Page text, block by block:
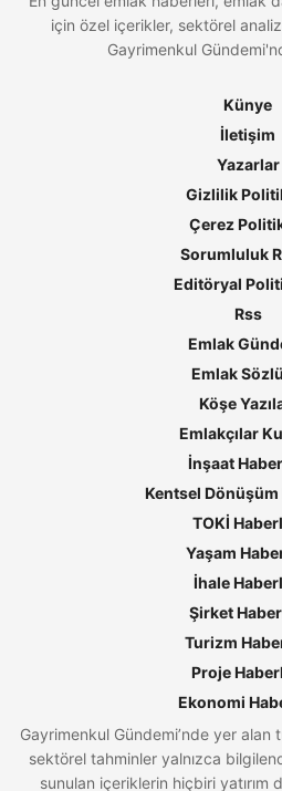
için özel içerikler, sektörel
Gayrimenkul
Künye
İletişim
Yazarlar
Gizlilik
Çerez
Sorumluluk
Editöryal
Rss
Emlak
Emlak
Köşe
Emlakçılar
İnşaat
Kentsel
TOKİ
Yaşam
İhale
Şirket
Turizm
Proje
Ekonomi
Gayrimenkul Gündemi’nde yer
sektörel tahminler yalnızca
sunulan içeriklerin hiçbiri yatırım